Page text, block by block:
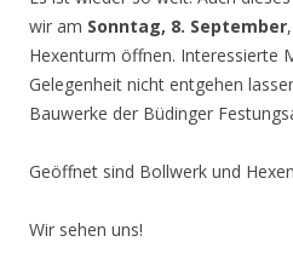
wir am Sonntag, 8. September
Hexenturm öffnen. Interessierte
Gelegenheit nicht entgehen
Bauwerke der Büdinger
Geöffnet sind Bollwerk und
Wir sehen uns!